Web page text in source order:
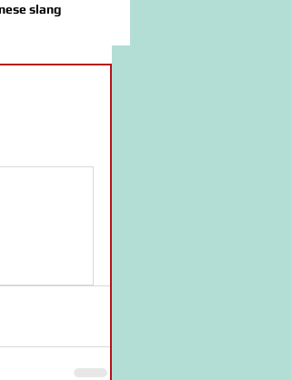
slang